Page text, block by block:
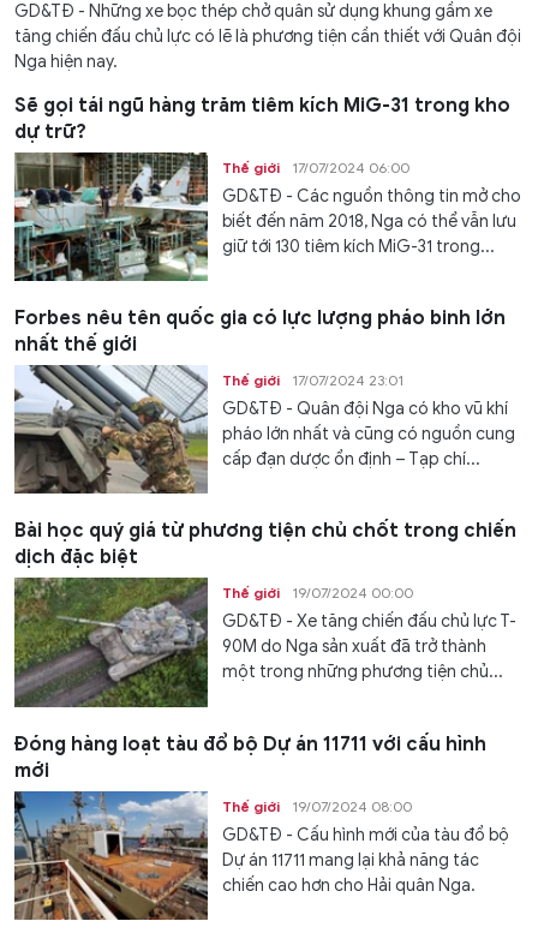
GD&TĐ - Những xe bọc thép chở quân sử dụng khung gầm xe
tăng chiến đấu chủ lực có lẽ là phương tiện cần thiết với Quân đội
Nga hiện nay.
Sẽ gọi tái ngũ hàng trăm tiêm kích MiG-31 trong kho
dự trữ?
Thế giới 17/07/2024 06:00
GD&TĐ - Các nguồn thông tin mở cho
biết đến năm 2018, Nga có thể vẫn lưu
giữ tới 130 tiêm kích MiG-31 trong...
Forbes nêu tên quốc gia có lực lượng pháo binh lớn
nhất thế giới
Thế giới 17/07/2024 23:01
GD&TĐ - Quân đội Nga có kho vũ khí
pháo lớn nhất và cũng có nguồn cung
cấp đạn dược ổn định – Tạp chí...
Bài học quý giá từ phương tiện chủ chốt trong chiến
dịch đặc biệt
Thế giới 19/07/2024 00:00
GD&TĐ - Xe tăng chiến đấu chủ lực T-
90M do Nga sản xuất đã trở thành
một trong những phương tiện chủ...
Đóng hàng loạt tàu đổ bộ Dự án 11711 với cấu hình
mới
Thế giới 19/07/2024 08:00
GD&TĐ - Cấu hình mới của tàu đổ bộ
Dự án 11711 mang lại khả năng tác
chiến cao hơn cho Hải quân Nga.